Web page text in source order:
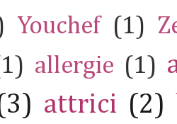
Youchef (1)
allergie (1)
attrici (2)